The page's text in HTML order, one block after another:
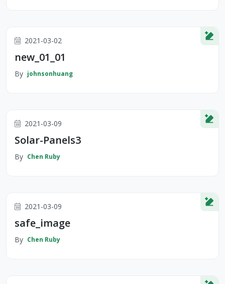
2021-03-02
new_01_01
By johnsonhuang
2021-03-09
Solar-Panels3
By Chen Ruby
2021-03-09
safe_image
By Chen Ruby